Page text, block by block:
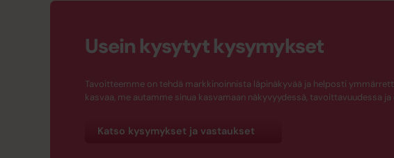
Usein kysytyt kysymykset
Tavoitteemme on tehdä markkinoinnista läpinäkyvää ja helposti
kasvaa, me autamme sinua kasvamaan näkyvyydessä, tavoittavuudessa
Katso kysymykset ja vastaukset